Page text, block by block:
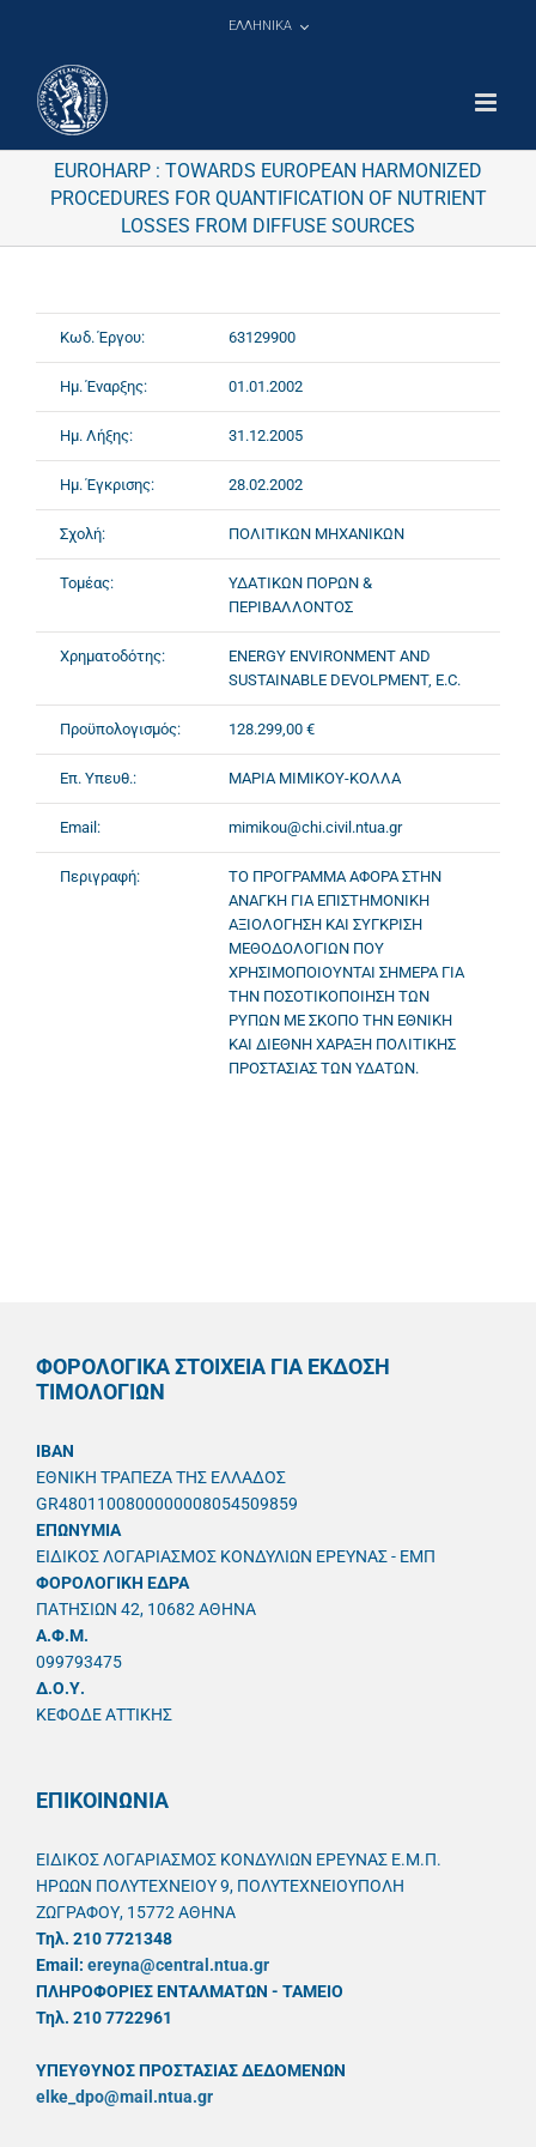
ΕΛΛΗΝΙΚΑ
EUROHARP : TOWARDS EUROPEAN HARMONIZED
PROCEDURES FOR QUANTIFICATION OF NUTRIENT
LOSSES FROM DIFFUSE SOURCES
Κωδ. Έργου: 63129900
Ημ. Έναρξης: 01.01.2002
Ημ. Λήξης: 31.12.2005
Ημ. Έγκρισης: 28.02.2002
Σχολή: ΠΟΛΙΤΙΚΩΝ ΜΗΧΑΝΙΚΩΝ
Τομέας:
ΥΔΑΤΙΚΩΝ ΠΟΡΩΝ &
ΠΕΡΙΒΑΛΛΟΝΤΟΣ
Χρηματοδότης:
ENERGY ENVIRONMENT AND
SUSTAINABLE DEVOLPMENT, E.C.
Προϋπολογισμός: 128.299,00 €
Επ. Υπευθ.: ΜΑΡΙΑ ΜΙΜΙΚΟΥ-ΚΟΛΛΑ
Email: mimikou@chi.civil.ntua.gr
Περιγραφή:
ΤΟ ΠΡΟΓΡΑΜΜΑ ΑΦΟΡΑ ΣΤΗΝ
ΑΝΑΓΚΗ ΓΙΑ ΕΠΙΣΤΗΜΟΝΙΚΗ
ΑΞΙΟΛΟΓΗΣΗ ΚΑΙ ΣΥΓΚΡΙΣΗ
ΜΕΘΟΔΟΛΟΓΙΩΝ ΠΟΥ
ΧΡΗΣΙΜΟΠΟΙΟΥΝΤΑΙ ΣΗΜΕΡΑ ΓΙΑ
ΤΗΝ ΠΟΣΟΤΙΚΟΠΟΙΗΣΗ ΤΩΝ
ΡΥΠΩΝ ΜΕ ΣΚΟΠΟ ΤΗΝ ΕΘΝΙΚΗ
ΚΑΙ ΔΙΕΘΝΗ ΧΑΡΑΞΗ ΠΟΛΙΤΙΚΗΣ
ΠΡΟΣΤΑΣΙΑΣ ΤΩΝ ΥΔΑΤΩΝ.
ΦΟΡΟΛΟΓΙΚΑ ΣΤΟΙΧΕΙΑ ΓΙΑ ΕΚΔΟΣΗ
ΤΙΜΟΛΟΓΙΩΝ
IBAN
ΕΘΝΙΚΗ ΤΡΑΠΕΖΑ ΤΗΣ ΕΛΛΑΔΟΣ
GR4801100800000008054509859
ΕΠΩΝΥΜΙΑ
ΕΙΔΙΚΟΣ ΛΟΓΑΡΙΑΣΜΟΣ ΚΟΝΔΥΛΙΩΝ ΕΡΕΥΝΑΣ - ΕΜΠ
ΦΟΡΟΛΟΓΙΚΗ ΕΔΡΑ
ΠΑΤΗΣΙΩΝ 42, 10682 ΑΘΗΝΑ
A.Φ.Μ.
099793475
Δ.Ο.Υ.
ΚΕΦΟΔΕ ΑΤΤΙΚΗΣ
ΕΠΙΚΟΙΝΩΝΙΑ
ΕΙΔΙΚΟΣ ΛΟΓΑΡΙΑΣΜΟΣ ΚΟΝΔΥΛΙΩΝ ΕΡΕΥΝΑΣ Ε.Μ.Π.
ΗΡΩΩΝ ΠΟΛΥΤΕΧΝΕΙΟΥ 9, ΠΟΛΥΤΕΧΝΕΙΟΥΠΟΛΗ
ΖΩΓΡΑΦΟΥ, 15772 ΑΘΗΝΑ
Τηλ. 210 7721348
Email: ereyna@central.ntua.gr
ΠΛΗΡΟΦΟΡΙΕΣ ΕΝΤΑΛΜΑΤΩΝ - ΤΑΜΕΙΟ
Τηλ. 210 7722961
ΥΠΕΥΘYΝΟΣ ΠΡΟΣΤΑΣΙΑΣ ΔΕΔΟΜΕΝΩΝ
elke_dpo@mail.ntua.gr